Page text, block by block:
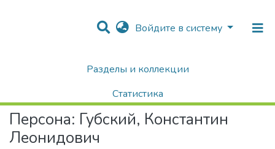
Войдите в систему
Разделы и коллекции
Статистика
Поиск
Авторы Университета
Персона: Губский, Константин
Леонидович